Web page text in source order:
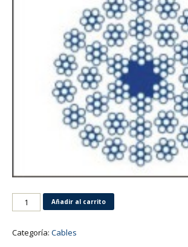
Cantidad Añadir al carrito
Categoría: Cables